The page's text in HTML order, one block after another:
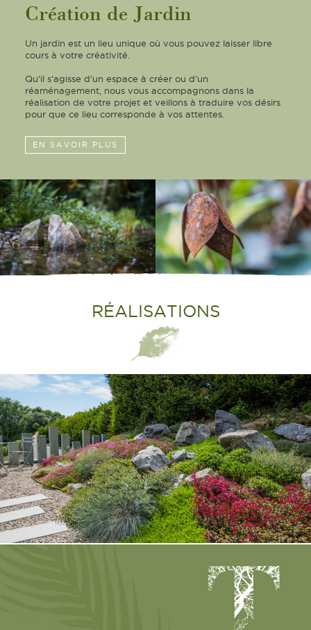
Création de Jardin
Un jardin est un lieu unique où vous pouvez laisser libre
cours à votre créativité.
Qu’il s’agisse d’un espace à créer ou d’un
réaménagement, nous vous accompagnons dans la
réalisation de votre projet et veillons à traduire vos désirs
pour que ce lieu corresponde à vos attentes.
EN SAVOIR PLUS
RÉALISATIONS